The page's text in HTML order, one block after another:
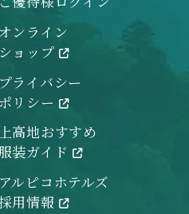
オンライン
ショップ
プライバシー
ポリシー
上高地おすすめ
服装ガイド
アルピコホテルズ
用情報